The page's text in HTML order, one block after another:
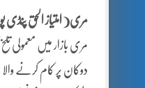
مری( امتیاز الحق
مری بازار میں معمولی